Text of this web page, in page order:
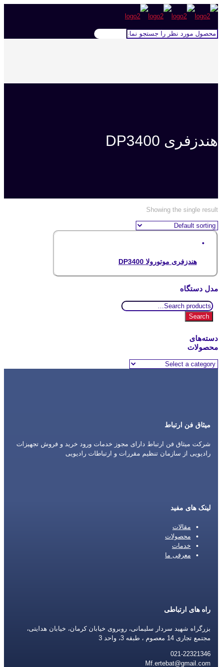
هندزفری DP3400
Showing the single result
هندزفری موتورولا DP3400
مدل دستگاه
Search
for:
Search
دسته‌های
محصولات
میثاق فن ارتباط
شرکت میثاق فن ارتباط دارای مجوز خدمات ورود خرید و فروش تجهیزات
رادیویی از سازمان تنظیم مقررات و ارتباطات رادیویی
لینک های مفید
مقالات
محصولات
خدمات
معرفی ما
راه های ارتباطی
بزرگراه شهید سردار سلیمانی، روبروی خیابان کرمان، خیابان هدایتی،
مجتمع تجاری 14 معصوم ، طبقه 3، واحد 3
021-22321346
Mf.ertebat@gmail.com